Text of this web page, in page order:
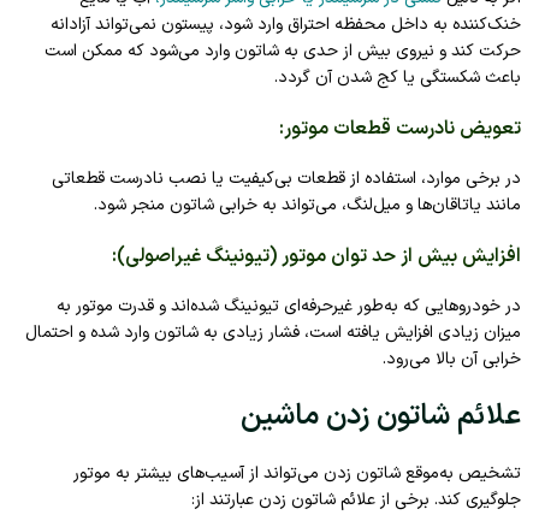
خنک‌کننده به داخل محفظه احتراق وارد شود، پیستون نمی‌تواند آزادانه
حرکت کند و نیروی بیش از حدی به شاتون وارد می‌شود که ممکن است
باعث شکستگی یا کج شدن آن گردد.
تعویض نادرست قطعات موتور:
در برخی موارد، استفاده از قطعات بی‌کیفیت یا نصب نادرست قطعاتی
مانند یاتاقان‌ها و میل‌لنگ، می‌تواند به خرابی شاتون منجر شود.
افزایش بیش از حد توان موتور (تیونینگ غیراصولی):
در خودروهایی که به‌طور غیرحرفه‌ای تیونینگ شده‌اند و قدرت موتور به
میزان زیادی افزایش یافته است، فشار زیادی به شاتون وارد شده و احتمال
خرابی آن بالا می‌رود.
علائم شاتون زدن ماشین
تشخیص به‌موقع شاتون زدن می‌تواند از آسیب‌های بیشتر به موتور
جلوگیری کند. برخی از علائم شاتون زدن عبارتند از: